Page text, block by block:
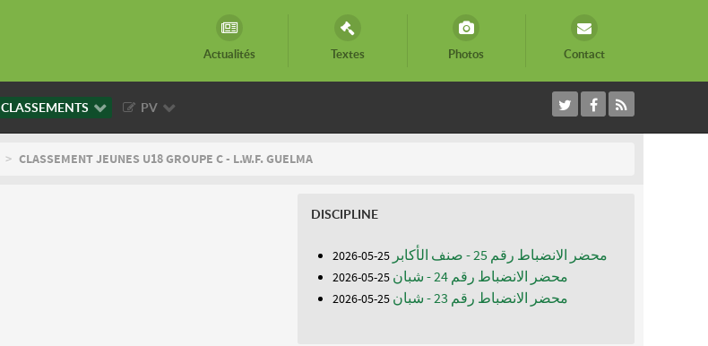
Actualités Textes Photos Contact
CLASSEMENTS PV
> CLASSEMENT JEUNES U18 GROUPE C - L.W.F. GUELMA
DISCIPLINE
محضر الانضباط رقم 25 - صنف الأكابر 25-05-2026
محضر الانضباط رقم 24 - شبان 25-05-2026
محضر الانضباط رقم 23 - شبان 25-05-2026